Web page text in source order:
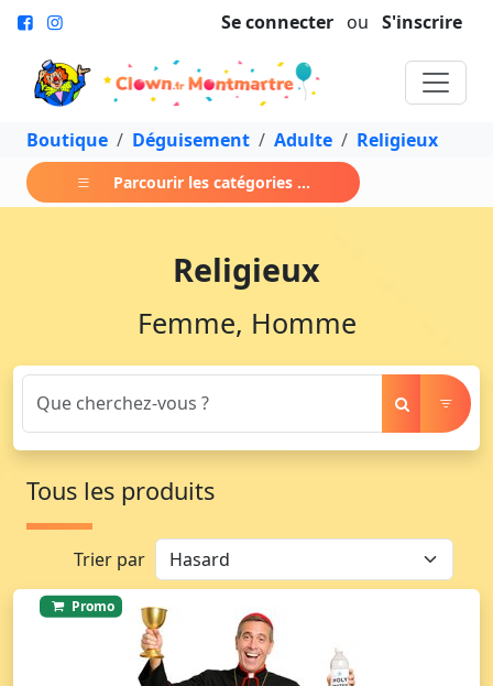
Se connecter ou S'inscrire
Boutique Déguisement Adulte Religieux
Parcourir les catégories ...
Religieux
Femme, Homme
Tous les produits
Trier par
Promo